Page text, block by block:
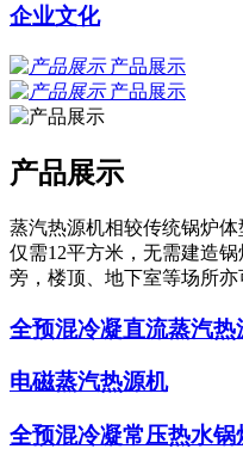
企业文化
产品展示
产品展示
产品展示
蒸汽热源机相较传统锅炉
仅需12平方米，无需建造
旁，楼顶、地下室等场所亦
全预混冷凝直流蒸汽热
电磁蒸汽热源机
全预混冷凝常压热水锅